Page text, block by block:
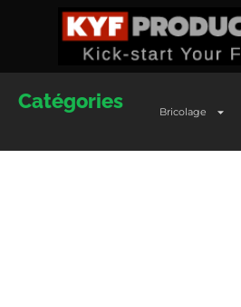
Catégories Bricolage